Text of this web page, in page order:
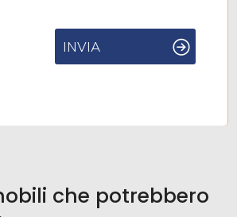
INVIA
che potrebbero